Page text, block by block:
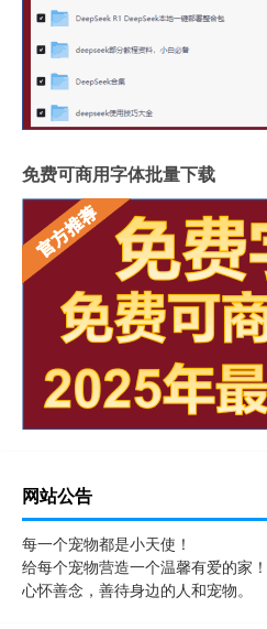
免费可商用字体批量下载
网站公告
每一个宠物都是小天使！
给每个宠物营造一个温馨有爱的家！
心怀善念，善待身边的人和宠物。